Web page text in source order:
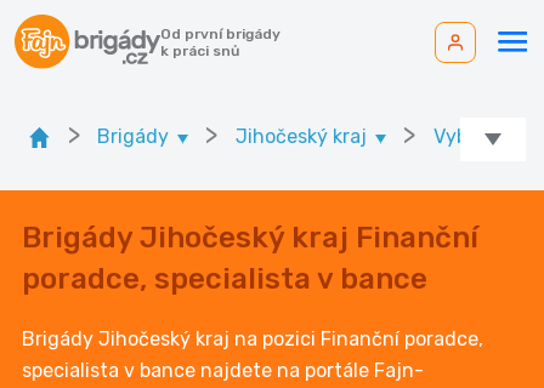
Od první brigády
k práci snů
> Brigády > Jihočeský kraj > Vyberte
Brigády Jihočeský kraj Finanční
poradce, specialista v bance
Brigády Jihočeský kraj na pozici Finanční poradce,
specialista v bance najdete na portále Fajn-